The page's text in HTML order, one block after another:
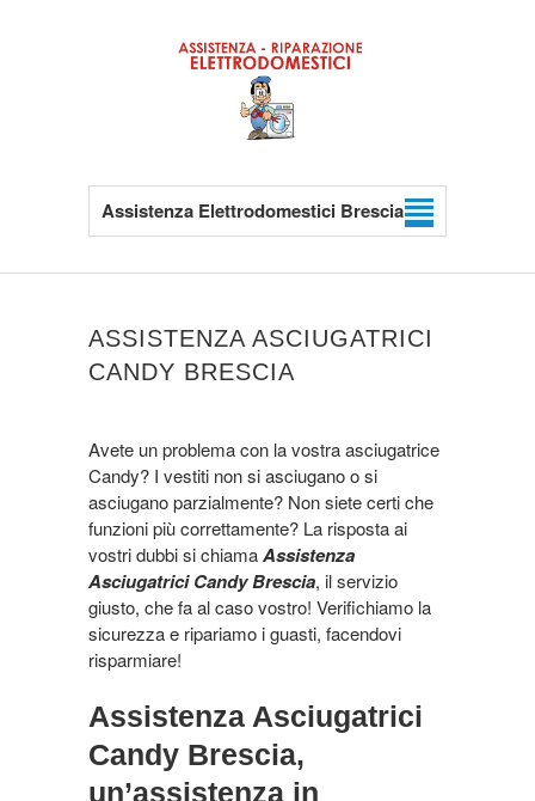
Assistenza Elettrodomestici Brescia
ASSISTENZA ASCIUGATRICI
CANDY BRESCIA
Avete un problema con la vostra asciugatrice
Candy? I vestiti non si asciugano o si
asciugano parzialmente? Non siete certi che
funzioni più correttamente? La risposta ai
vostri dubbi si chiamaAssistenza
Asciugatrici Candy Brescia, il servizio
giusto, che fa al caso vostro! Verifichiamo la
sicurezza e ripariamo i guasti, facendovi
risparmiare!
Assistenza Asciugatrici
Candy Brescia,
un’assistenza in